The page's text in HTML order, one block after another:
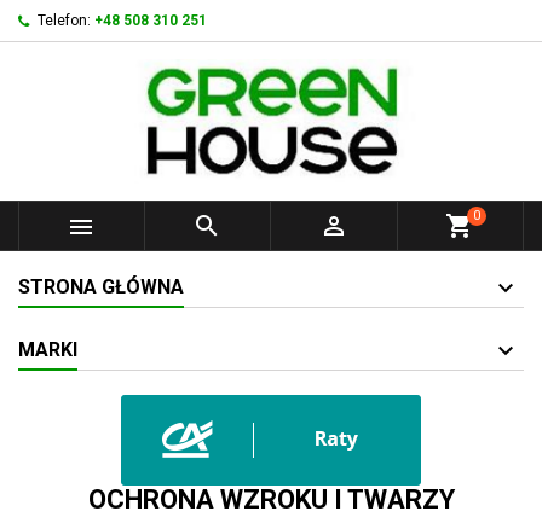
Telefon: +48 508 310 251
   shopping_cart0
STRONA GŁÓWNA
MARKI
OCHRONA WZROKU I TWARZY